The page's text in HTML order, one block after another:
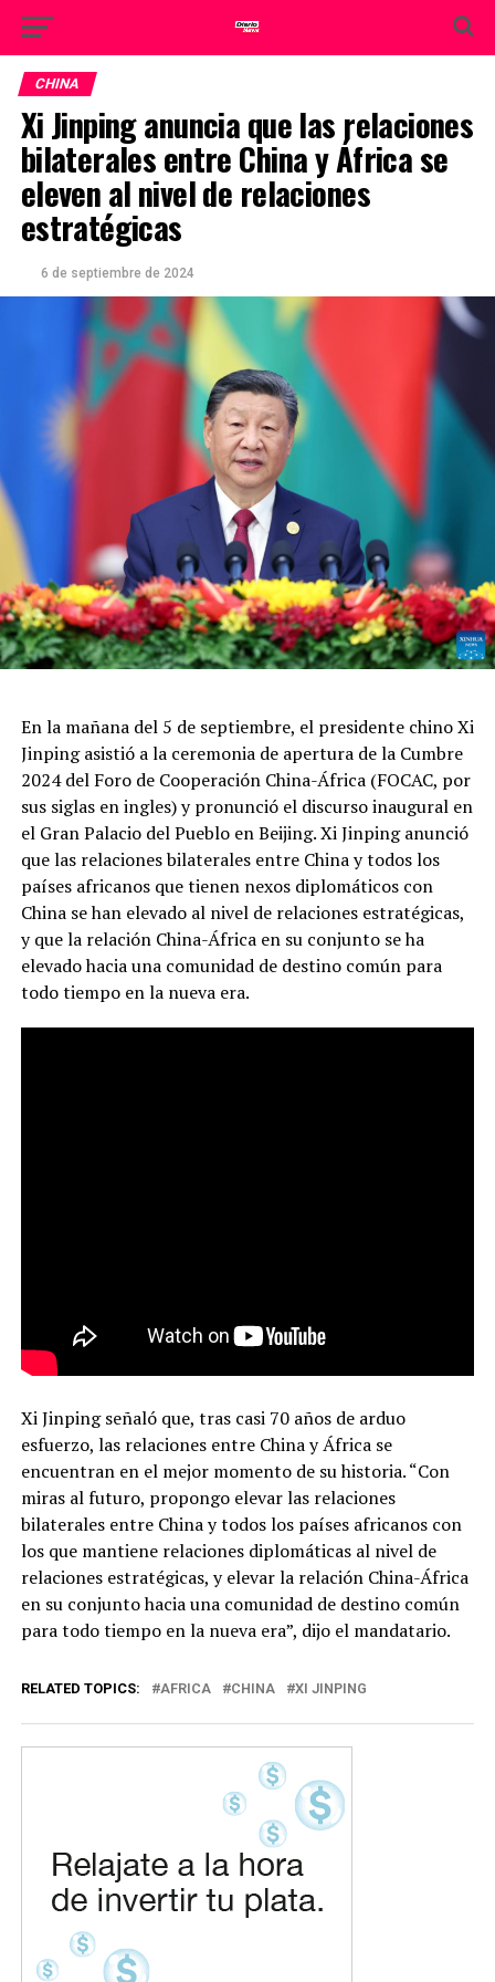
CHINA
Xi Jinping anuncia que las relaciones
bilaterales entre China y África se
eleven al nivel de relaciones
estratégicas
6 de septiembre de 2024
En la mañana del 5 de septiembre, el presidente chino Xi
Jinping asistió a la ceremonia de apertura de la Cumbre
2024 del Foro de Cooperación China-África (FOCAC, por
sus siglas en ingles) y pronunció el discurso inaugural en
el Gran Palacio del Pueblo en Beijing. Xi Jinping anunció
que las relaciones bilaterales entre China y todos los
países africanos que tienen nexos diplomáticos con
China se han elevado al nivel de relaciones estratégicas,
y que la relación China-África en su conjunto se ha
elevado hacia una comunidad de destino común para
todo tiempo en la nueva era.
Xi Jinping señaló que, tras casi 70 años de arduo
esfuerzo, las relaciones entre China y África se
encuentran en el mejor momento de su historia. “Con
miras al futuro, propongo elevar las relaciones
bilaterales entre China y todos los países africanos con
los que mantiene relaciones diplomáticas al nivel de
relaciones estratégicas, y elevar la relación China-África
en su conjunto hacia una comunidad de destino común
para todo tiempo en la nueva era”, dijo el mandatario.
RELATED TOPICS: AFRICA CHINA XI JINPING